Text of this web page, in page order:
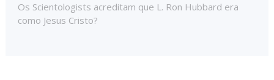
Os Scientologists acreditam que L. Ron Hubbard era
como Jesus Cristo?